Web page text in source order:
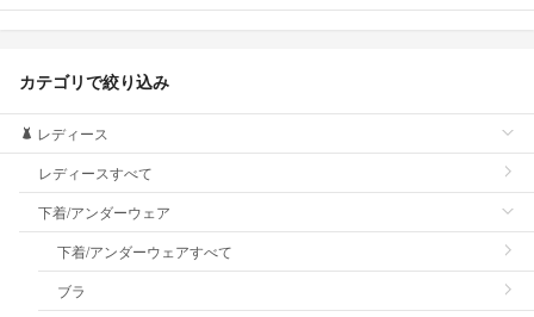
カテゴリで絞り込み
レディース
レディースすべて
下着/アンダーウェア
下着/アンダーウェアすべて
ブラ